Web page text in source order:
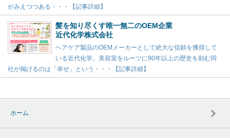
がみえつつある・・・【記事詳細】
髪を知り尽くす唯一無二のOEM企業
近代化学株式会社
ヘアケア製品のOEMメーカーとして絶大な信頼を獲得して
いる近代化学。美容室をルーツに90年以上の歴史を刻む同
社が掲げるのは「幸せ」という・・・【記事詳細】
ホーム